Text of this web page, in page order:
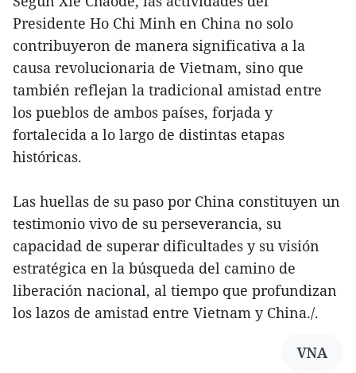
Presidente Ho Chi Minh en China no solo
contribuyeron de manera significativa a la
causa revolucionaria de Vietnam, sino que
también reflejan la tradicional amistad entre
los pueblos de ambos países, forjada y
fortalecida a lo largo de distintas etapas
históricas.
Las huellas de su paso por China constituyen un
testimonio vivo de su perseverancia, su
capacidad de superar dificultades y su visión
estratégica en la búsqueda del camino de
liberación nacional, al tiempo que profundizan
los lazos de amistad entre Vietnam y China./.
VNA